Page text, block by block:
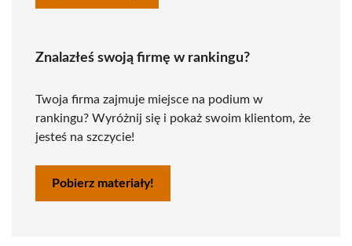
Znalazłeś swoją firmę w rankingu?
Twoja firma zajmuje miejsce na podium w
rankingu? Wyróżnij się i pokaż swoim klientom, że
jesteś na szczycie!
Pobierz materiały!